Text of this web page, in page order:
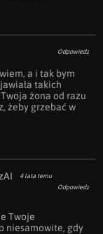
Odpowiedz
a i tak bym
takich
żona od razu
żeby grzebać w
4 lata temu
Odpowiedz
Twoje
niesamowite, gdy